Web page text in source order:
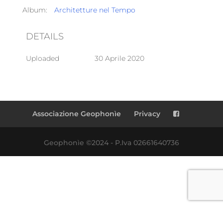
Album: Architetture nel Tempo
DETAILS
Uploaded 30 Aprile 2020
Associazione Geophonìe Privacy
Geophonìe ©2024 - P.Iva 02661640736